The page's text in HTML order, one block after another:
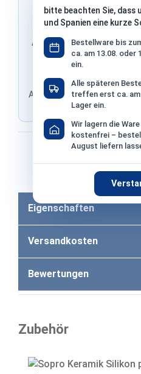
bitte beachten Sie, dass
und Spanien eine kurze
Bestellware bis
ca. am 13.08. oder
ein.
Alle späteren
treffen erst ca. am
Lager ein.
Wir lagern die
kostenfrei –
August liefern
Adresse & Versand
Adresse von Klarna,
Shop
Bei Bezahlung per
Eigenschaften
Versandkosten
Bewertungen
Zubehör